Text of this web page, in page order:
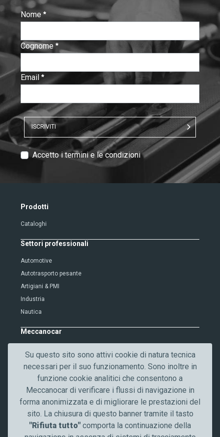
Nome
:
0/ 280
Cognome
:
0/ 280
Email
:
0/ 280
ISCRIVITI
T
V
r
i
f
i
c
a
t
i
n
Accetto i termini e le condizioni
Prodotti
Cataloghi
Settori professionali
Automotive
Autotrasporto pesante
Artigiani & PMI
Industria
Nautica
Meccanocar
Qualità
Contattaci
News
Comunicazione
Su questo sito sono attivi cookie di natura tecnica
necessari per il suo funzionamento. Sono inoltre in
funzione cookie analitici che consentono a
Meccanocar di verificare i flussi di navigazione in
forma anonimizzata e di migliorare le prestazioni del
sito. La chiusura di questo banner tramite il tasto
"Rifiuta tutto" comporta la continuazione della